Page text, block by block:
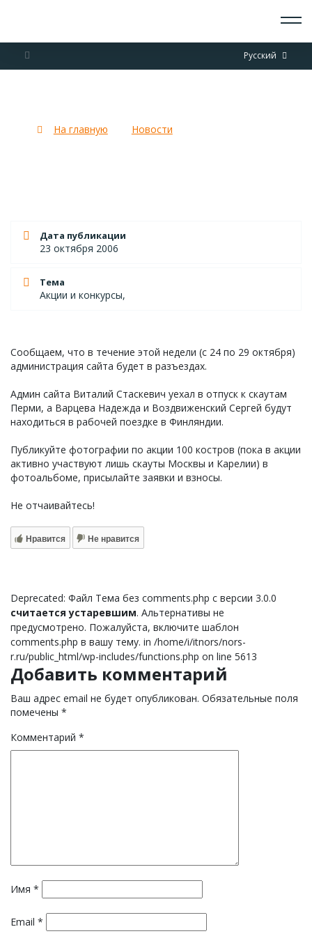
Русский
О СКАУТАХ
ДОКУМЕНТЫ
На главную Новости
Дата публикации
23 октября 2006
Тема
Акции и конкурсы,
Сообщаем, что в течение этой недели (с 24 по 29 октября)
администрация сайта будет в разъездах.
Админ сайта Виталий Стаскевич уехал в отпуск к скаутам
Перми, а Варцева Надежда и Воздвиженский Сергей будут
находиться в рабочей поездке в Финляндии.
Публикуйте фотографии по акции 100 костров (пока в акции
активно участвуют лишь скауты Москвы и Карелии) в
фотоальбоме, присылайте заявки и взносы.
Не отчаивайтесь!
Нравится Не нравится
Deprecated: Файл Тема без comments.php с версии 3.0.0
считается устаревшим. Альтернативы не
предусмотрено. Пожалуйста, включите шаблон
comments.php в вашу тему. in /home/i/itnors/nors-
r.ru/public_html/wp-includes/functions.php on line 5613
Добавить комментарий
Ваш адрес email не будет опубликован. Обязательные поля
помечены *
Комментарий *
Имя *
Email *